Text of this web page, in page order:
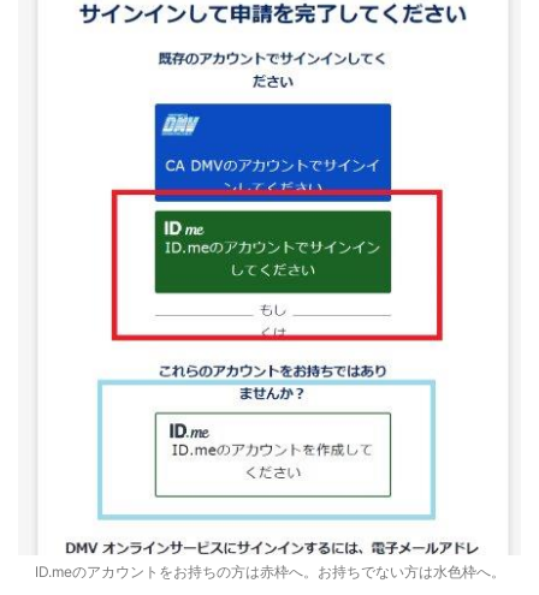
ID.meのアカウントをお持ちの方は赤枠へ。お持ちでない方は水色枠へ。